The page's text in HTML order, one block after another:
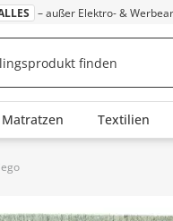
– außer Elektro- &
Textilien